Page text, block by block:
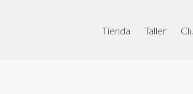
Tienda Taller